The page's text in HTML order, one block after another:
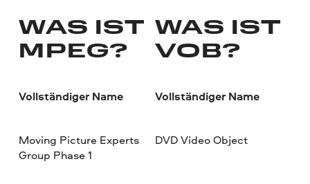
WAS IST
MPEG?
Vollständiger Name
Moving Picture Experts
Group Phase 1
WAS IST
VOB?
Vollständiger Name
DVD Video Object